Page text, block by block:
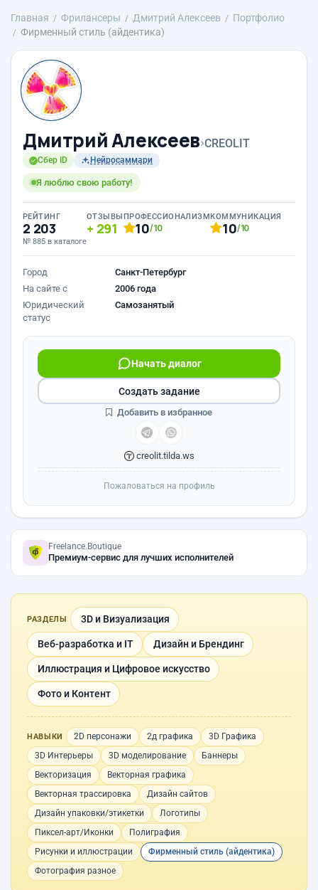
Главная Фрилансеры Дмитрий Алексеев
Портфолио
Фирменный стиль (айдентика)
Дмитрий Алексеев›CREOLIT
Сбер ID Нейросаммари
Я люблю свою работу!
РЕЙТИНГ
2 203
№ 885 в каталоге
ОТЗЫВЫ
291
ПРОФЕССИОНАЛИЗМ
10/10
КОММУНИКАЦИЯ
10/10
Город
Санкт-Петербург
На сайте с
2006 года
Юридический
статус
Самозанятый
Начать диалог
creolit.tilda.ws
Создать задание
Добавить в избранное
Пожаловаться на профиль
Freelance.Boutique
Премиум-сервис для лучших исполнителей
РАЗДЕЛЫ 3D и Визуализация
Веб-разработка и IT Дизайн и Брендинг
Иллюстрация и Цифровое искусство
Фото и Контент
НАВЫКИ 2D персонажи 2д графика
3D Графика
3D Интерьеры
3D моделирование
Баннеры
Векторизация
Векторная графика
Векторная трассировка
Дизайн сайтов
Дизайн упаковки/этикетки
Логотипы
Пиксел-арт/Иконки
Полиграфия
Рисунки и иллюстрации
Фирменный стиль (айдентика)
Фотография разное